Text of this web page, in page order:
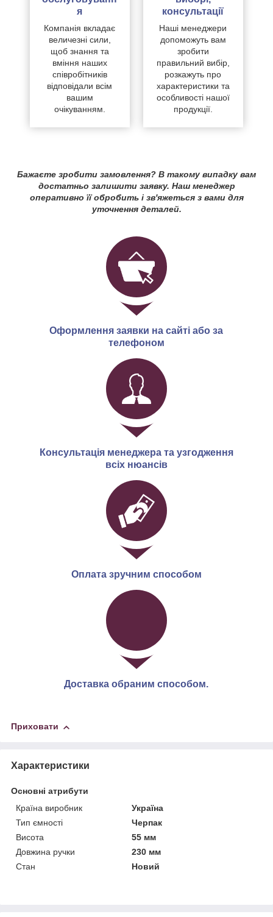
я
Компанія вкладає
величезні сили,
щоб знання та
вміння наших
співробітників
відповідали всім
вашим
очікуванням.
консультації
Наші менеджери
допоможуть вам
зробити
правильний вибір,
розкажуть про
характеристики та
особливості нашої
продукції.
Бажаєте зробити замовлення? В такому випадку вам
достатньо залишити заявку. Наш менеджер
оперативно її обробить і зв'яжеться з вами для
уточнення деталей.
Оформлення заявки на сайті або за
телефоном
Консультація менеджера та узгодження
всіх нюансів
Оплата зручним способом
Доставка обраним способом.
Приховати
Характеристики
Основні атрибути
Країна виробник
Україна
Тип ємності
Черпак
Висота
55 мм
Довжина ручки
230 мм
Стан
Новий